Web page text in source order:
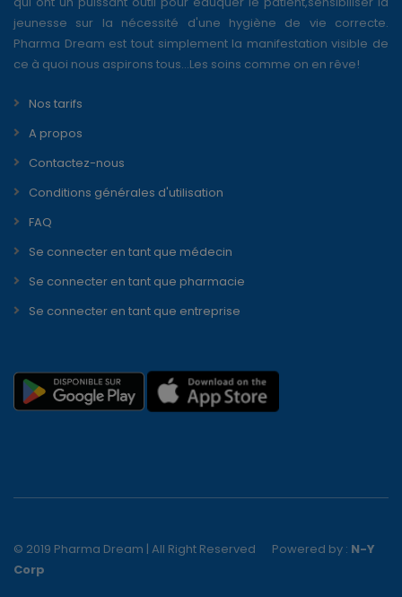
jeunesse sur la nécessité d'une hygiène de vie correcte.
Pharma Dream est tout simplement la manifestation visible de
ce à quoi nous aspirons tous...Les soins comme on en rêve!
Nos tarifs
A propos
Contactez-nous
Conditions générales d'utilisation
FAQ
Se connecter en tant que médecin
Se connecter en tant que pharmacie
Se connecter en tant que entreprise
© 2019 Pharma Dream | All Right Reserved Powered by : N-Y
Corp